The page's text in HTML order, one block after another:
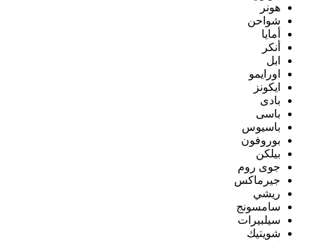
هونر
شواحن
أمايا
أنكر
ابل
اورايمو
ايكونز
بادى
باسى
باسيوس
بوروفون
بيلكن
جوى روم
جيرماكس
ريشي
سامسونج
سيلبيرات
شويتيك